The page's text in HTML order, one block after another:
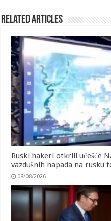
Related Articles
Ruski hakeri otkrili učešće
vazdušnih napada na rusku
08/08/2026